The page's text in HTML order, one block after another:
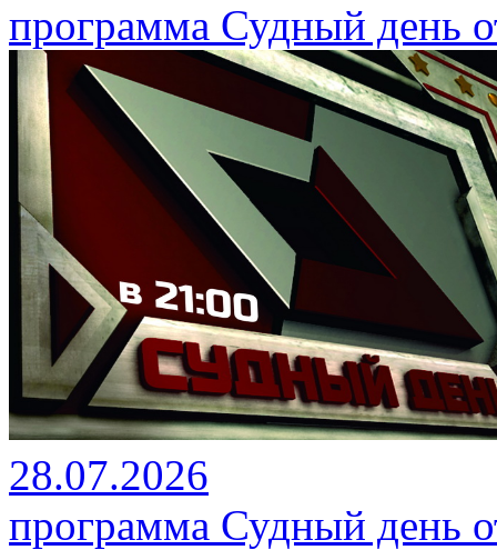
программа Судный день
28.07.2026
программа Судный день